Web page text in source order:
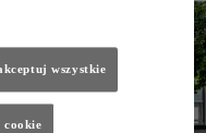
wszystkie
cookie